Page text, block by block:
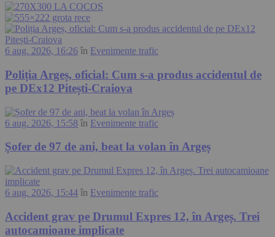
6 aug. 2026, 16:26 în Evenimente trafic
Poliția Argeș, oficial: Cum s-a produs accidentul de
pe DEx12 Pitești-Craiova
6 aug. 2026, 15:58 în Evenimente trafic
Șofer de 97 de ani, beat la volan în Argeș
6 aug. 2026, 15:44 în Evenimente trafic
Accident grav pe Drumul Expres 12, în Argeș. Trei
autocamioane implicate